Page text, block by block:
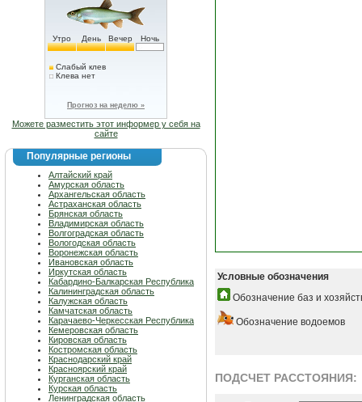
Утро День Вечер Ночь
Слабый клев
Клева нет
Прогноз на неделю »
Можете разместить этот информер у себя на
сайте
Популярные регионы
Алтайский край
Амурская область
Архангельская область
Астраханская область
Брянская область
Владимирская область
Волгоградская область
Вологодская область
Воронежская область
Ивановская область
Иркутская область
Кабардино-Балкарская Республика
Калининградская область
Калужская область
Камчатская область
Карачаево-Черкесская Республика
Кемеровская область
Кировская область
Костромская область
Краснодарский край
Красноярский край
Курганская область
Курская область
Ленинградская область
Условные обозначения
Обозначение баз и
Обозначение водоемов
ПОДСЧЕТ РАСCТОЯНИЯ: